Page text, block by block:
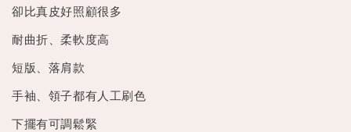
卻比真皮好照顧很多
耐曲折、柔軟度高
短版、落肩款
手袖、領子都有人工刷色
下擺有可調鬆緊